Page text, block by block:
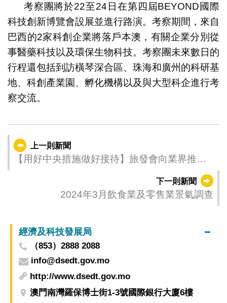
考察團將於22至24日在第四屆BEYOND國際
科技創新博覽會設展並進行路演。考察期間，來自
巴西的2家科創企業將落戶本澳，有關企業分別從
事醫藥科技以及環保生物科技。考察團未來數日的
行程還包括到訪橫琴深合區、珠海和廣州的科研基
地、科創產業園、孵化機構以及與大型科企進行考
察交流。
上一則新聞
【用好中央措施做好接待】旅發會向業界推廣
下一則新聞
2024年3月飲食業及零售業景氣調查
經濟及科技發展局
（853）2888 2088
info@dsedt.gov.mo
http://www.dsedt.gov.mo
澳門南灣羅保博士街1-3號國際銀行大廈6樓